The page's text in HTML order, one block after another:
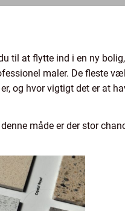
til at flytte ind i en ny
maler. De fleste
og hvor vigtigt det er at
måde er der stor